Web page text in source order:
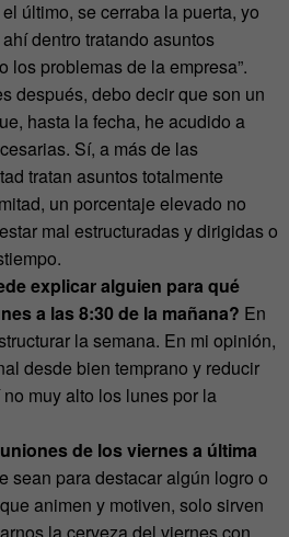
último, se cerraba la puerta, yo
dentro tratando asuntos
los problemas de la empresa”.
después, debo decir que son un
hasta la fecha, he acudido a
Sí, a más de las
tratan asuntos totalmente
un porcentaje elevado no
mal estructuradas y dirigidas o
explicar alguien para qué
a las 8:30 de la mañana? En
la semana. En mi opinión,
desde bien temprano y reducir
muy alto los lunes por la
de los viernes a última
sean para destacar algún logro o
animen y motiven, solo sirven
la cerveza del viernes con